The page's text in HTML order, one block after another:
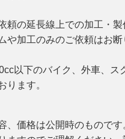
頼の延長線上での加工・製
や加工のみのご依頼はお断
以下のバイク、外車、ス
ります。
、価格は公開時のものです